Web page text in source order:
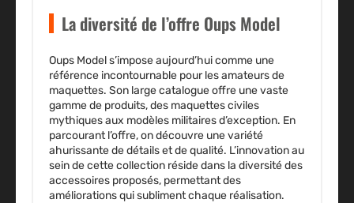
La diversité de l’offre Oups Model
Oups Model s’impose aujourd’hui comme une
référence incontournable pour les amateurs de
maquettes. Son large catalogue offre une vaste
gamme de produits, des maquettes civiles
mythiques aux modèles militaires d’exception. En
parcourant l’offre, on découvre une variété
ahurissante de détails et de qualité. L’innovation au
sein de cette collection réside dans la diversité des
accessoires proposés, permettant des
améliorations qui subliment chaque réalisation.